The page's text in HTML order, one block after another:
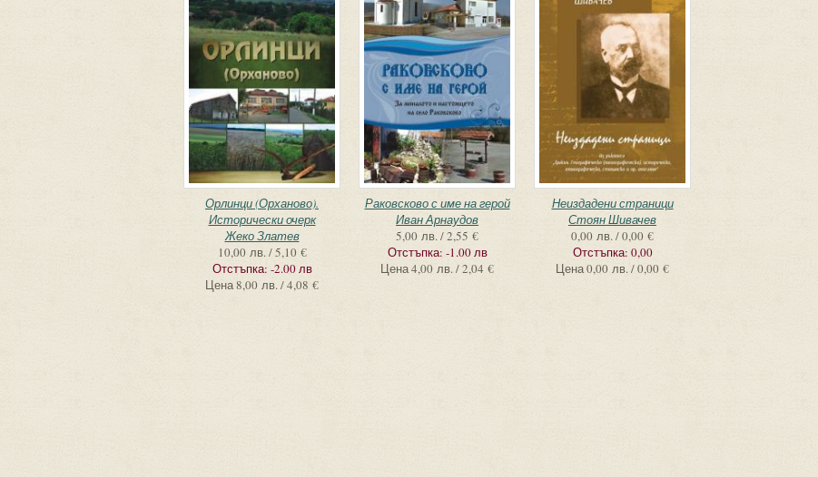
Орлинци (Орханово).
Исторически очерк
Жеко Златев
10,00 лв. / 5,10 €
Отстъпка: -2.00 лв
Цена8,00 лв. / 4,08 €
Раковсково с име на герой
Иван Арнаудов
5,00 лв. / 2,55 €
Отстъпка: -1.00 лв
Цена4,00 лв. / 2,04 €
Неиздадени страници
Стоян Шивачев
0,00 лв. / 0,00 €
Отстъпка: 0,00
Цена0,00 лв. / 0,00 €